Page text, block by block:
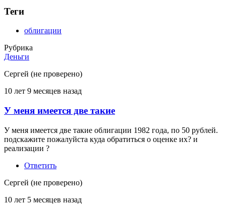
Теги
облигации
Рубрика
Деньги
Сергей (не проверено)
10 лет 9 месяцев назад
У меня имеется две такие
У меня имеется две такие облигации 1982 года, по 50 рублей.
подскажите пожалуйста куда обратиться о оценке их? и
реализации ?
Ответить
Сергей (не проверено)
10 лет 5 месяцев назад